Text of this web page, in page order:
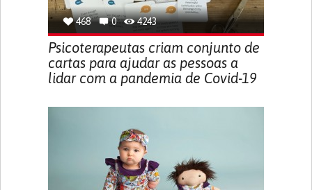
468 0 4243
Psicoterapeutas criam conjunto de
cartas para ajudar as pessoas a
lidar com a pandemia de Covid-19